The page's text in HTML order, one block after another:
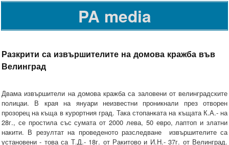
PA media
Разкрити са извършителите на домова кражба във
Велинград
Двама извършители на домова кражба са заловени от велинградските
полицаи. В края на януари неизвестни проникнали през отворен
прозорец на къща в курортния град. Така стопанката на къщата К.А.- на
28г., се простила със сумата от 2000 лева, 50 евро, лаптоп и златни
накити. В резултат на проведеното разследване извършителите са
установени - това са Т.Д.- 18г. от Ракитово и И.Н.- 37г. от Велинград.